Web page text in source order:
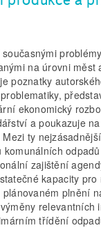
na úrovni měst
poznatky
ekonomický
a poukazuje
ty
zajištění
kapacity
plnění
relevantních
třídění